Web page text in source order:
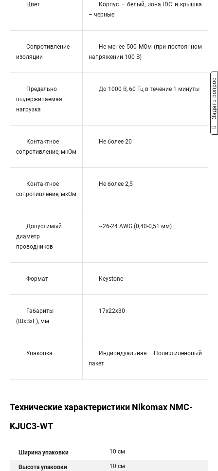
Цвет
Корпус – белый, зона IDC и крышка
– черные
Сопротивление
изоляции
Не менее 500 МОм (при постоянном
напряжении 100 В)
Предельно
выдерживаемая
нагрузка
До 1000 В, 60 Гц в течение 1 минуты
Контактное
сопротивление, мкОм
Не более 20
Контактное
сопротивление, мкОм
Не более 2,5
Допустимый
диаметр
проводников
~26-24 AWG (0,40-0,51 мм)
Формат Keystone
Габариты
(ШхВхГ), мм
17х22x30
Упаковка
Индивидуальная – Полиэтиленовый
пакет
Технические характеристики Nikomax NMC-
KJUC3-WT
Ширина упаковки 10 см
Высота упаковки 10 см
Задать вопрос